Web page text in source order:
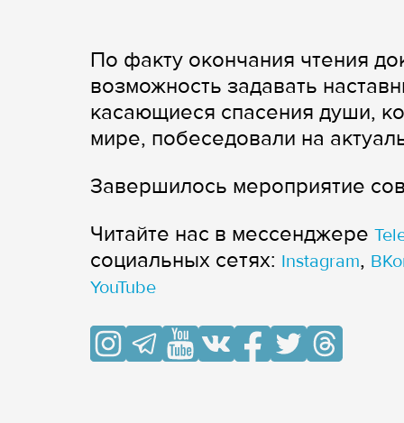
По факту окончания чтения
возможность задавать
касающиеся спасения души,
мире, побеседовали на
Завершилось мероприятие
Читайте нас в мессенджере
cоциальных сетях: Instagram,
YouTube